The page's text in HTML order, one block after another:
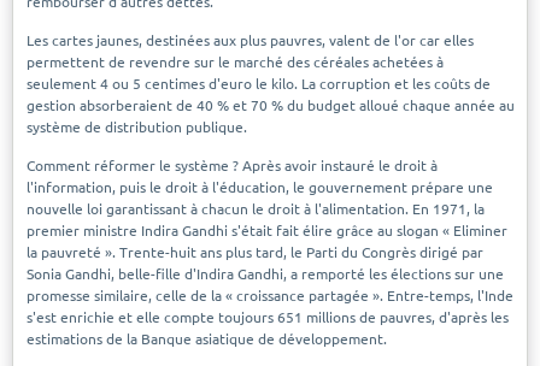
Les cartes jaunes, destinées aux plus pauvres, valent de l'or car elles
permettent de revendre sur le marché des céréales achetées à
seulement 4 ou 5 centimes d'euro le kilo. La corruption et les coûts de
gestion absorberaient de 40 % et 70 % du budget alloué chaque année au
système de distribution publique.
Comment réformer le système ? Après avoir instauré le droit à
l'information, puis le droit à l'éducation, le gouvernement prépare une
nouvelle loi garantissant à chacun le droit à l'alimentation. En 1971, la
premier ministre Indira Gandhi s'était fait élire grâce au slogan « Eliminer
la pauvreté ». Trente-huit ans plus tard, le Parti du Congrès dirigé par
Sonia Gandhi, belle-fille d'Indira Gandhi, a remporté les élections sur une
promesse similaire, celle de la « croissance partagée ». Entre-temps, l'Inde
s'est enrichie et elle compte toujours 651 millions de pauvres, d'après les
estimations de la Banque asiatique de développement.